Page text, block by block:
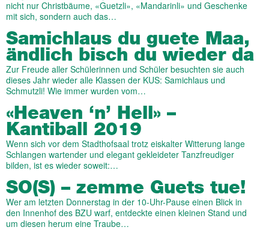
nicht nur Christbäume, «Guetzli», «Mandarinli» und Geschenke
mit sich, sondern auch das…
Samichlaus du guete Maa,
ändlich bisch du wieder da
Zur Freude aller Schülerinnen und Schüler besuchten sie auch
dieses Jahr wieder alle Klassen der KUS: Samichlaus und
Schmutzli! Wie immer wurden vom…
«Heaven ‘n’ Hell» –
Kantiball 2019
Wenn sich vor dem Stadthofsaal trotz eiskalter Witterung lange
Schlangen wartender und elegant gekleideter Tanzfreudiger
bilden, ist es wieder soweit:…
SO(S) – zemme Guets tue!
Wer am letzten Donnerstag in der 10-Uhr-Pause einen Blick in
den Innenhof des BZU warf, entdeckte einen kleinen Stand und
um diesen herum eine Traube…